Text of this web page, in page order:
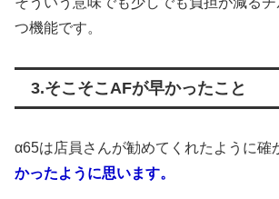
つ機能です。
3.そこそこAFが早かったこと
α65は店員さんが勧めてくれたように確
かったように思います。